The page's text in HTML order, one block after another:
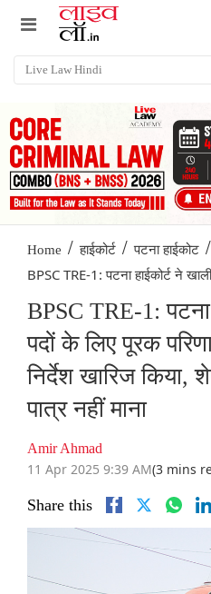
Home / हाईकोर्ट / पटना हाईकोट /
BPSC TRE-1: पटना हाईकोर्ट ने
BPSC TRE-1: पटना
पदों के लिए पूरक
निर्देश खारिज किया,
पात्र नहीं माना
Amir Ahmad
11 Apr 2025 9:39 AM(3 mins
Share this